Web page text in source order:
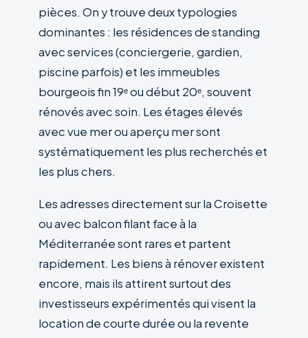
pièces. On y trouve deux typologies
dominantes : les résidences de standing
avec services (conciergerie, gardien,
piscine parfois) et les immeubles
bourgeois fin 19ᵉ ou début 20ᵉ, souvent
rénovés avec soin. Les étages élevés
avec vue mer ou aperçu mer sont
systématiquement les plus recherchés et
les plus chers.
Les adresses directement sur la Croisette
ou avec balcon filant face à la
Méditerranée sont rares et partent
rapidement. Les biens à rénover existent
encore, mais ils attirent surtout des
investisseurs expérimentés qui visent la
location de courte durée ou la revente